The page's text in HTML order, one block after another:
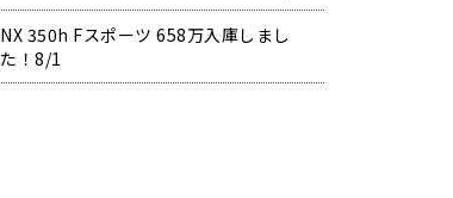
NX 350h Fスポーツ 658万入庫しまし
た！8/1